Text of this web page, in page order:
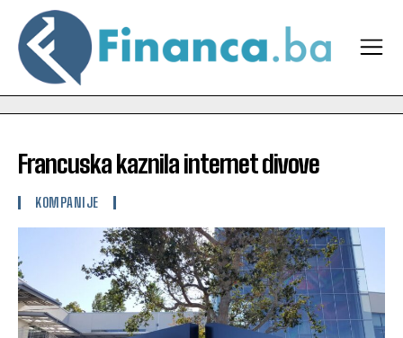
Francuska kaznila internet divove
KOMPANIJE